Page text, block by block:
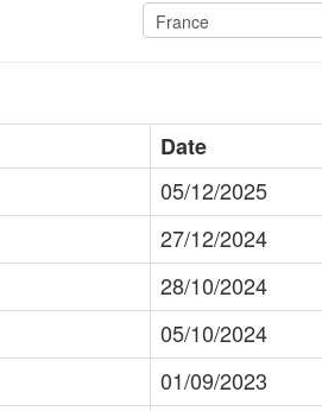
Date
05/12/2025
27/12/2024
28/10/2024
05/10/2024
01/09/2023